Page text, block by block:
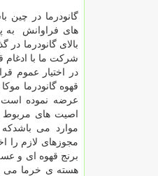
های فراوانش به
بالای گانودرما
شرکت ما با ادغام
در اختیار عموم
قهوه گانودرما
عرضه نموده
اصیت های مربوط
موارد می
مجوزهای لازم را
برنج قهوه ای و
هسته ی خرما می